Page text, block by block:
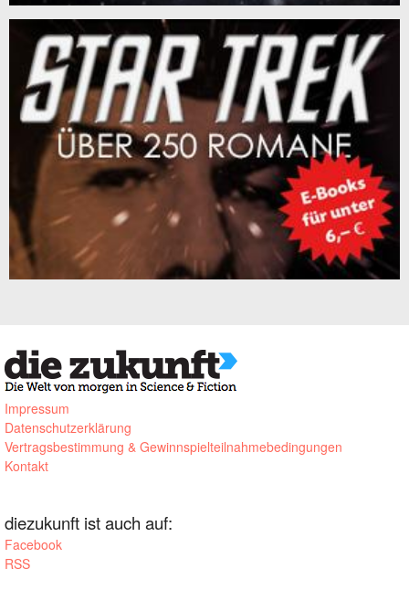
Impressum
Datenschutzerklärung
Vertragsbestimmung & Gewinnspielteilnahmebedingungen
Kontakt
diezukunft ist auch auf:
Facebook
RSS